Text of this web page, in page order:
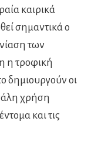
καιρικά
σημαντικά ο
των
η τροφική
δημιουργούν οι
χρήση
και τις